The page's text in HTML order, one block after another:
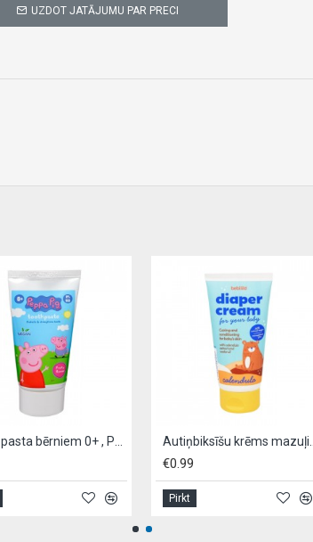
UZDOT JATĀJUMU PAR PRECI
Zobu pasta bērniem 0+ , PEPPA PIG,- 50ml Autiņbiksīšu
€0.99
Pirkt